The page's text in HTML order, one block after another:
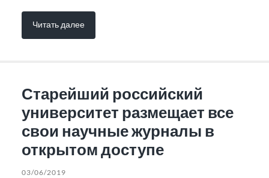
Читать далее
Старейший российский
университет размещает все
свои научные журналы в
открытом доступе
03/06/2019